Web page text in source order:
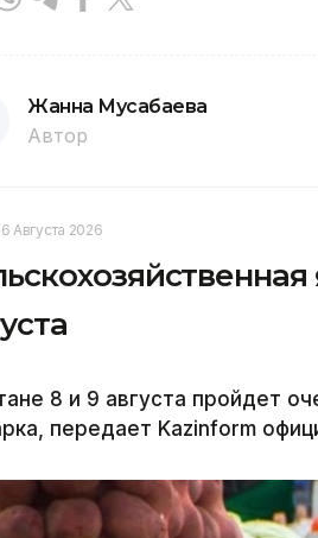
Жанна Мусабаева
Автор
Августа 2026
8 и 9 августа пройдет
передает Kazinform